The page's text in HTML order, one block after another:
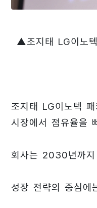
▲조지태 LG이노
조지태 LG이노텍
시장에서 점유율을
회사는 2030년까지
성장 전략의 중심